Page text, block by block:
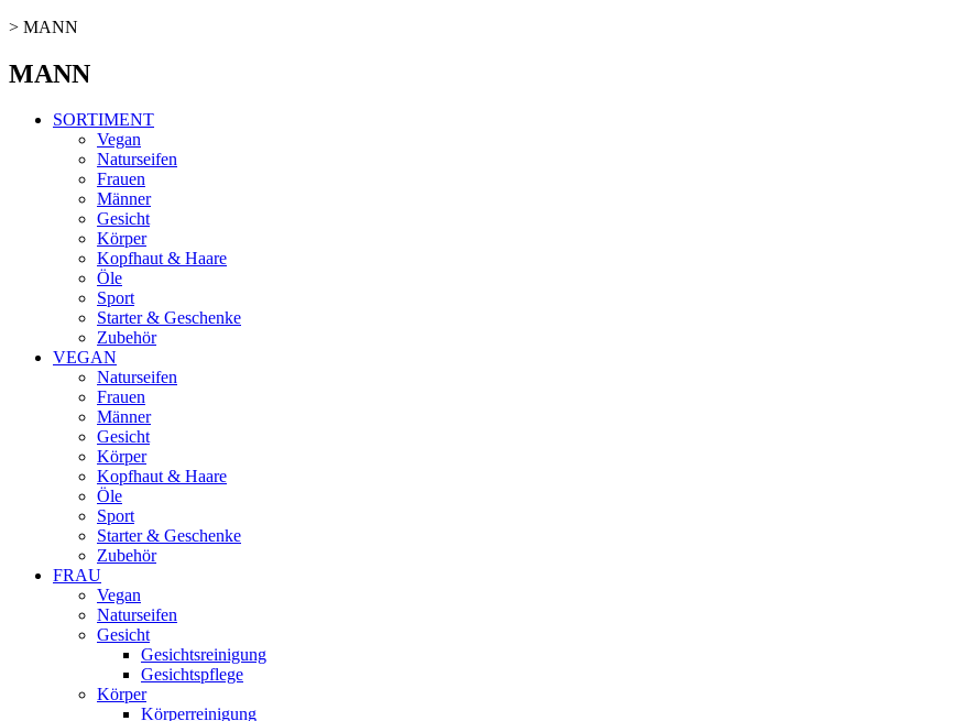
> MANN
MANN
SORTIMENT
Vegan
Naturseifen
Frauen
Männer
Gesicht
Körper
Kopfhaut & Haare
Öle
Sport
Starter & Geschenke
Zubehör
VEGAN
Naturseifen
Frauen
Männer
Gesicht
Körper
Kopfhaut & Haare
Öle
Sport
Starter & Geschenke
Zubehör
FRAU
Vegan
Naturseifen
Gesicht
Gesichtsreinigung
Gesichtspflege
Körper
Körperreinigung